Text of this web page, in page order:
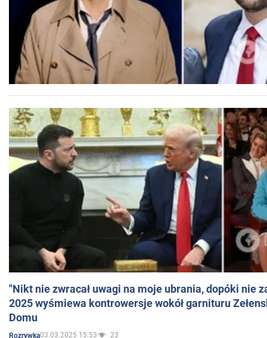
"Nikt nie zwracał uwagi na moje ubrania, dopóki nie
2025 wyśmiewa kontrowersje wokół garnituru
Domu
Rozrywka03.03.2025 15:53 23